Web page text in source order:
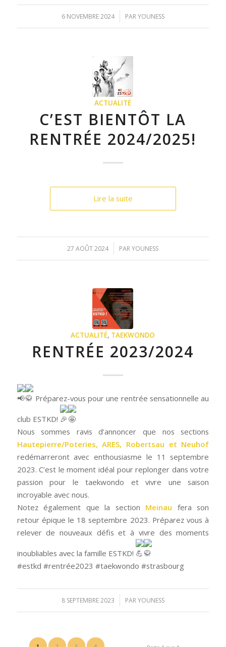
6 NOVEMBRE 2024
/ PARYOUNESS
ACTUALITÉ
C’EST BIENTÔT LA
RENTRÉE 2024/2025!
Lire la suite
27 AOÛT 2024
/ PARYOUNESS
ACTUALITÉ, TAEKWONDO
RENTRÉE 2023/2024
Préparez-vous pour une rentrée sensationnelle au
club ESTKD!
Nous sommes ravis d’annoncer que nos sections
Hautepierre/Poteries, ARES, Robertsau et Neuhof
redémarreront avec enthousiasme le 11 septembre
2023. C’est le moment idéal pour replonger dans votre
passion pour le taekwondo et vivre une saison
incroyable avec nous.
Notez également que la section Meinau fera son
retour épique le 18 septembre 2023. Préparez vous à
relever de nouveaux défis et à vivre des moments
inoubliables avec la famille ESTKD!
#estkd #rentrée2023 #taekwondo #strasbourg
8 SEPTEMBRE 2023
/ PARYOUNESS